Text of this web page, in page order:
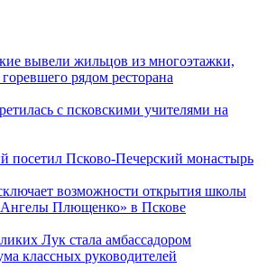
вывели жильцов из многоэтажки,
рядом ресторана
с псковскими учителями на
посетил Псково-Печерский монастырь
возможности открытия школы
Плющенко» в Пскове
Лук стала амбассадором
классных руководителей